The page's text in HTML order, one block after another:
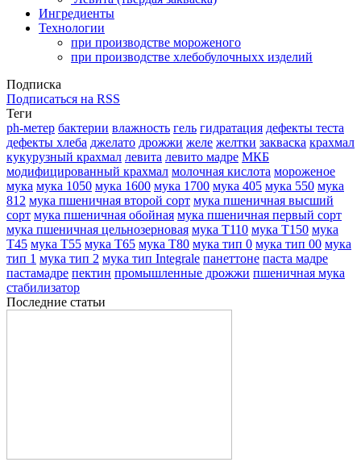
Ингредиенты
Технологии
при производстве мороженого
при производстве хлебобулочныхх изделий
Подписка
Подписаться на RSS
Теги
ph-метер бактерии влажность гель гидратация дефекты теста
дефекты хлеба джелато дрожжи желе желтки закваска крахмал
кукурузный крахмал левита левито мадре МКБ
модифицированный крахмал молочная кислота мороженое
мука мука 1050 мука 1600 мука 1700 мука 405 мука 550 мука
812 мука пшеничная второй сорт мука пшеничная высший
сорт мука пшеничная обойная мука пшеничная первый сорт
мука пшеничная цельнозерновая мука Т110 мука Т150 мука
Т45 мука Т55 мука Т65 мука Т80 мука тип 0 мука тип 00 мука
тип 1 мука тип 2 мука тип Integrale панеттоне паста мадре
пастамадре пектин промышленные дрожжи пшеничная мука
стабилизатор
Последние статьи